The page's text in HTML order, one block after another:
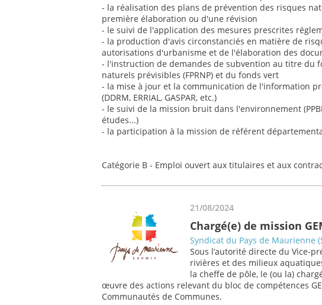
- la réalisation des plans de prévention des risques
première élaboration ou d'une révision
- le suivi de l'application des mesures prescrites
- la production d'avis circonstanciés en matière de
autorisations d'urbanisme et de l'élaboration des
- l'instruction de demandes de subvention au titre du
naturels prévisibles (FPRNP) et du fonds vert
- la mise à jour et la communication de l'information
(DDRM, ERRIAL, GASPAR, etc.)
- le suivi de la mission bruit dans l'environnement
études...)
- la participation à la mission de référent
Catégorie B - Emploi ouvert aux titulaires et aux
21/08/2024
Chargé(e) de mission
Syndicat du Pays de Maurienne
Sous l’autorité directe du Vice-
rivières et des milieux
la cheffe de pôle, le (ou la)
œuvre des actions relevant du bloc de compétences
Communautés de Communes.